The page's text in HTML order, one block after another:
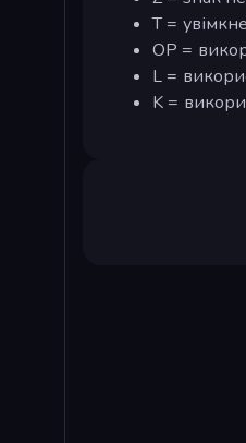
T =
OP =
L =
K =